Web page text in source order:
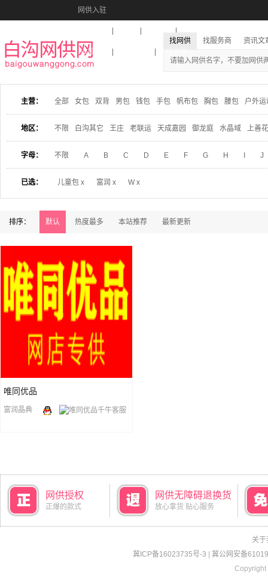
网供入驻
收藏本站
找网供 找服务商 资讯文
主营： 全部 女包 双背 男包 钱包 手包 帆布包 胸包 腰包 户外运
地区： 不限 白沟其它 王庄 老联运 天成嘉园 御龙庭 水晶域 上善
字母： 不限 A B C D E F G H J
已选： 儿童包 x 富润 x W x
排序： 默认 热度最多 本站推荐 最新更新
唯同优品
富润晶典
网供授权
正爆的款式
网供无障碍退换货
放心拿货 贴心服务
关于
冀ICP备16023735号-3
冀公网安备